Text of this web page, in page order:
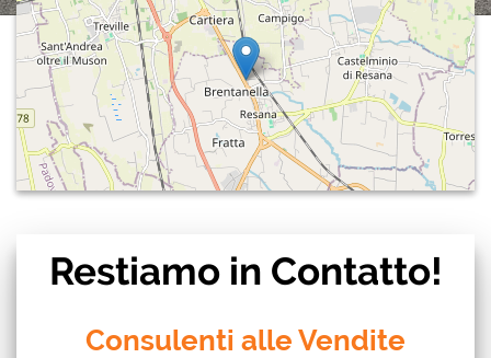
Restiamo in Contatto!
Consulenti alle Vendite